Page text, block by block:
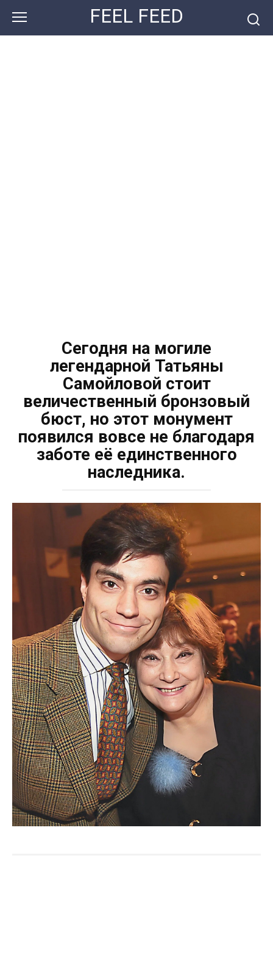
контенту
FEEL FEED
Сегодня на могиле
легендарной Татьяны
Самойловой стоит
величественный бронзовый
бюст, но этот монумент
появился вовсе не благодаря
заботе её единственного
наследника.